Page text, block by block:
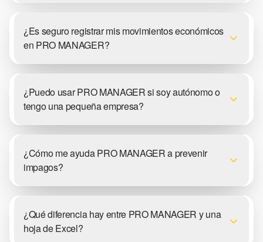
¿Es seguro registrar mis movimientos económicos
en PRO MANAGER?
¿Puedo usar PRO MANAGER si soy autónomo o
tengo una pequeña empresa?
¿Cómo me ayuda PRO MANAGER a prevenir
impagos?
¿Qué diferencia hay entre PRO MANAGER y una
hoja de Excel?